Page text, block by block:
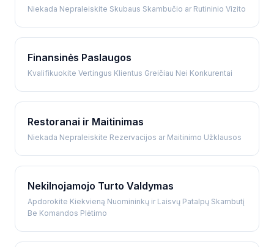
Niekada Nepraleiskite Skubaus Skambučio ar Rutininio Vizito
Finansinės Paslaugos
Kvalifikuokite Vertingus Klientus Greičiau Nei Konkurentai
Restoranai ir Maitinimas
Niekada Nepraleiskite Rezervacijos ar Maitinimo Užklausos
Nekilnojamojo Turto Valdymas
Apdorokite Kiekvieną Nuomininkų ir Laisvų Patalpų Skambutį
Be Komandos Plėtimo